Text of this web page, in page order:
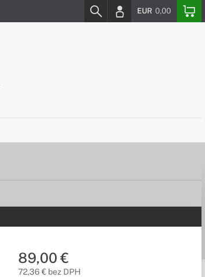
EUR 0,00
89,00 €
72,36 € bez DPH